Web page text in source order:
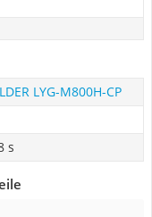
LYG-M800H-CP
s